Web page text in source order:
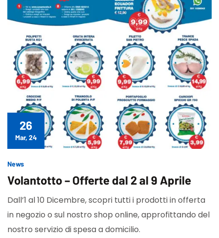
26
Mar, 24
News
Volantotto – Offerte dal 2 al 9 Aprile
Dall’1 al 10 Dicembre, scopri tutti i prodotti in offerta
in negozio o sul nostro shop online, approfittando del
nostro servizio di spesa a domicilio.